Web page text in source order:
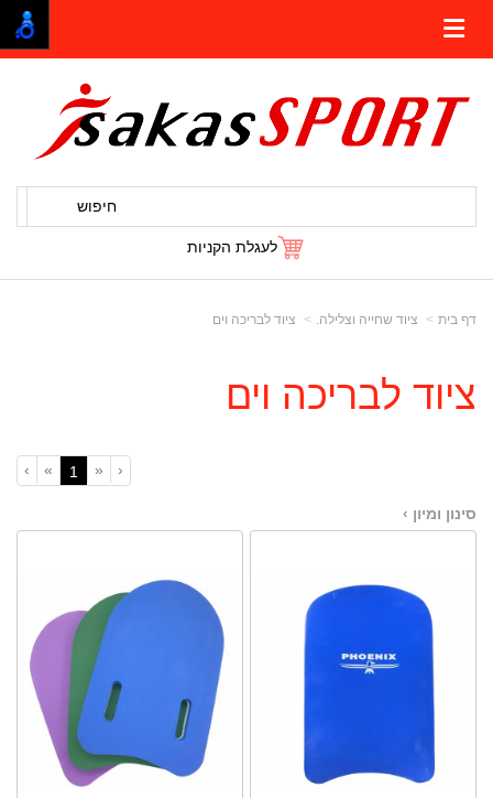
חיפוש
לעגלת הקניות
דף בית ציוד שחייה וצלילה. ציוד לבריכה וים
ציוד לבריכה וים
‹
«
1
»
›
סינון ומיון ›